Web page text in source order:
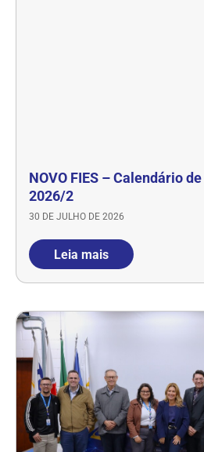
NOVO FIES – Calendário
2026/2
30 DE JULHO DE 2026
Leia mais